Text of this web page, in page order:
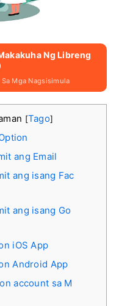
Ng Libreng
Mga Nagsisimula
[Tago]
ang Email
ang isang Fac
ang isang Go
iOS App
Android App
account sa M